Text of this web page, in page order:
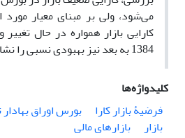
می‌شود، ولی بر مبنای معیار مورد
کارایی بازار همواره در حال
1384 به بعد نیز بهبودی نسبی را نشان داده‌است.
کلیدواژه‌ها
فرضیۀ بازار کارا
بورس اوراق
بازار
بازارهای مالی